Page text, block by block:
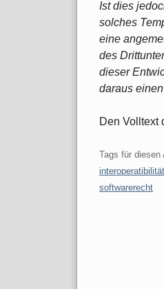
Ist dies
solches
eine
des
dieser
daraus
Den Volltext
Tags für diesen
interoperatibilität
softwarerecht